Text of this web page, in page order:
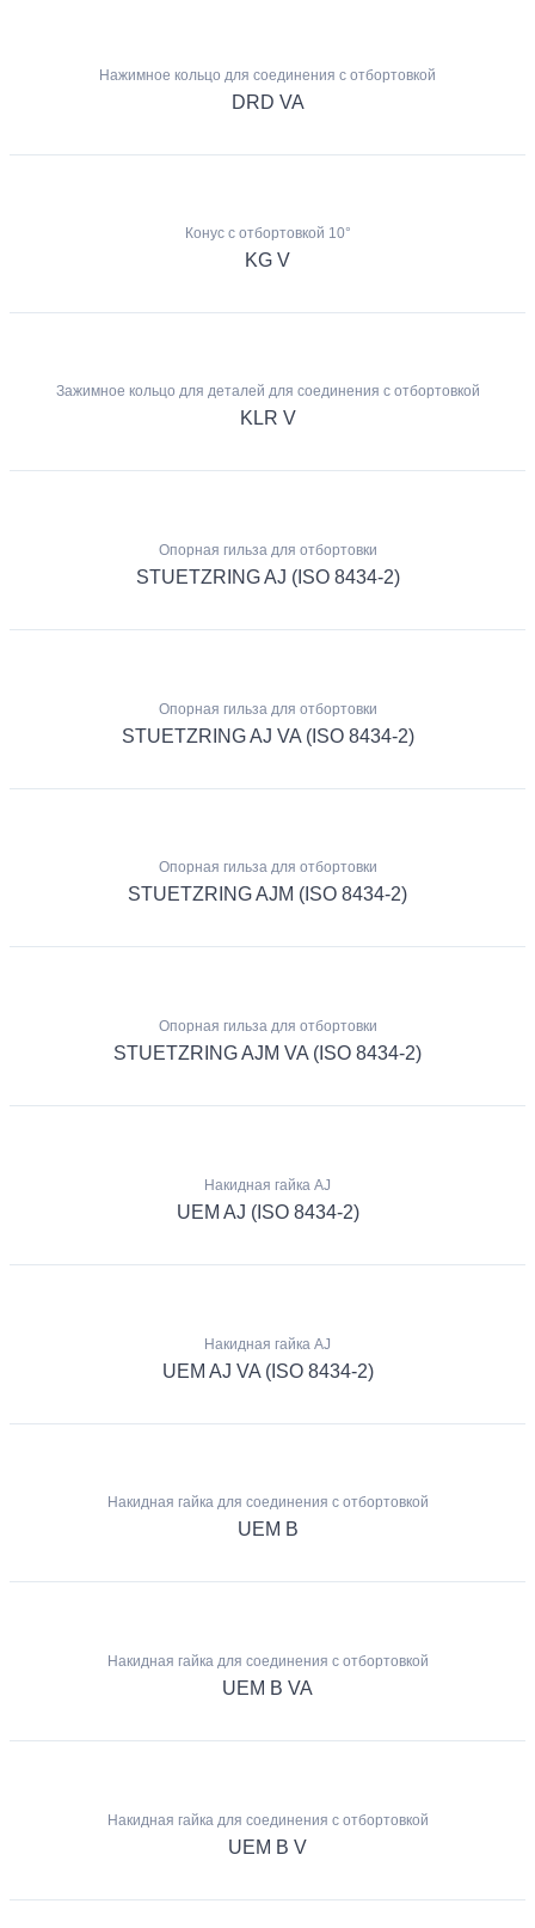
Нажимное кольцо для соединения с отбортовкой
DRD VA
Конус с отбортовкой 10°
KG V
Зажимное кольцо для деталей для соединения с отбортовкой
KLR V
Опорная гильза для отбортовки
STUETZRING AJ (ISO 8434-2)
Опорная гильза для отбортовки
STUETZRING AJ VA (ISO 8434-2)
Опорная гильза для отбортовки
STUETZRING AJM (ISO 8434-2)
Опорная гильза для отбортовки
STUETZRING AJM VA (ISO 8434-2)
Накидная гайка AJ
UEM AJ (ISO 8434-2)
Накидная гайка AJ
UEM AJ VA (ISO 8434-2)
Накидная гайка для соединения с отбортовкой
UEM B
Накидная гайка для соединения с отбортовкой
UEM B VA
Накидная гайка для соединения с отбортовкой
UEM B V